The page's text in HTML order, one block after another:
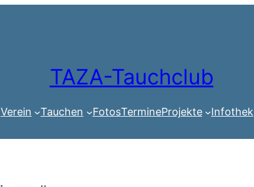
TAZA-Tauchclub
Verein Tauchen FotosTermineProjekte Infothek